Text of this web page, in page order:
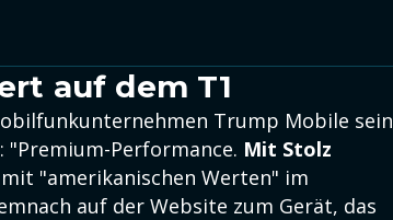
auf dem T1
Trump Mobile sein
Performance. Mit Stolz
"amerikanischen Werten" im
auf der Website zum Gerät, das